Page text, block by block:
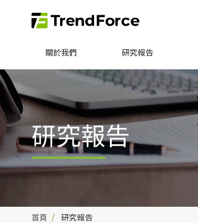
關於我們 研究報告
研究報告
首頁 研究報告